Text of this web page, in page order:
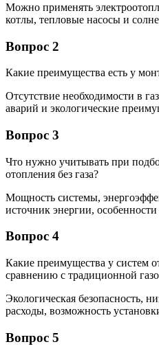
Можно применять
котлы, тепловые насосы и
Вопрос 2
Какие преимущества есть у
Отсутствие необходимости в
аварий и экологические
Вопрос 3
Что нужно учитывать при
отопления без газа?
Мощность системы,
источник энергии, особенности
Вопрос 4
Какие преимущества у систем
сравнению с традиционной
Экологическая безопасность,
расходы, возможность
Вопрос 5